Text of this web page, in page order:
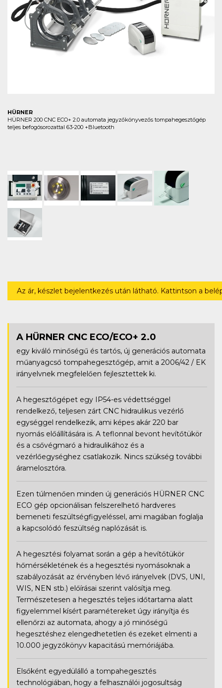
HÜRNER
HÜRNER 200 CNC ECO+ 2.0 automata jegyzőkönyvezős tompahegesztőgép
teljes befogósorozattal 63-200 +Bluetooth
Az ár, készlet bejelentkezés után látható. Kattintson a
A HÜRNER CNC ECO/ECO+ 2.0
egy kiváló minőségű és tartós, új generációs automata
műanyagcső tompahegesztőgép, amit a 2006/42 / EK
irányelvnek megfelelően fejlesztettek ki.
A hegesztőgépet egy IP54-es védettséggel
rendelkező, teljesen zárt CNC hidraulikus vezérlő
egységgel rendelkezik, ami képes akár 220 bar
nyomás előállítására is. A teflonnal bevont hevítőtükör
és a csővégmaró a hidraulikához és a
vezérlőegységhez csatlakozik. Nincs szükség további
áramelosztóra.
Ezen túlmenően minden új generációs HÜRNER CNC
ECO gép opcionálisan felszerelhető hardveres
bemeneti feszültségfigyeléssel, ami magában foglalja
a kapcsolódó feszültség naplózását is.
A hegesztési folyamat során a gép a hevítőtükör
hőmérsékletének és a hegesztési nyomásoknak a
szabályozását az érvényben lévő irányelvek (DVS, UNI,
WIS, NEN stb.) előírásai szerint valósítja meg.
Természetesen a hegesztés teljes időtartama alatt
figyelemmel kísért paramétereket úgy irányítja és
ellenőrzi az automata, ahogy a jó minőségű
hegesztéshez elengedhetetlen és ezeket elmenti a
10.000 jegyzőkönyv kapacitású memóriájába.
Elsőként egyedülálló a tompahegesztés
technológiában, hogy a felhasználói jogosultság